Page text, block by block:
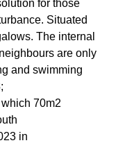
for those
Situated
The internal
are only
and swimming
70m2
in